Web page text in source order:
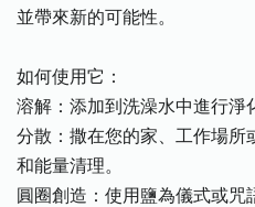
並帶來新的可能性。
如何使用它：
溶解：添加到洗澡水中進行淨
分散：撒在您的家、工作場所
和能量清理。
圓圈創造：使用鹽為儀式或咒